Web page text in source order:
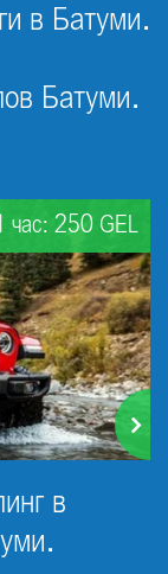
в Батуми.
Батуми.
час: 250 GEL
в